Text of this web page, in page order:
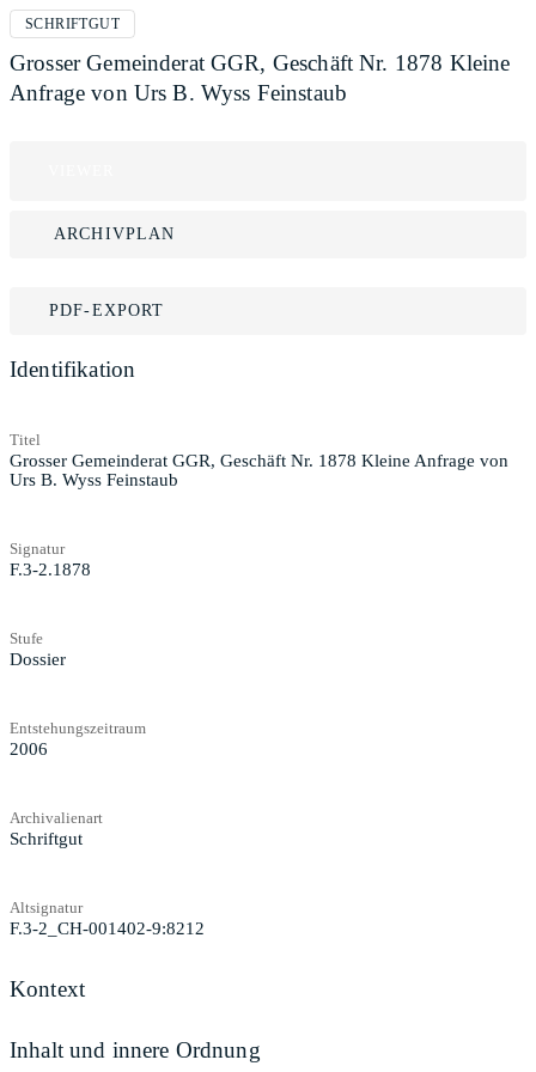
SCHRIFTGUT
Grosser Gemeinderat GGR, Geschäft Nr. 1878 Kleine
Anfrage von Urs B. Wyss Feinstaub
ARCHIVPLAN
PDF-EXPORT
Identifikation
Titel
Grosser Gemeinderat GGR, Geschäft Nr. 1878 Kleine Anfrage von
Urs B. Wyss Feinstaub
Signatur
F.3-2.1878
Stufe
Dossier
Entstehungszeitraum
2006
Archivalienart
Schriftgut
Altsignatur
F.3-2_CH-001402-9:8212
Kontext
Inhalt und innere Ordnung